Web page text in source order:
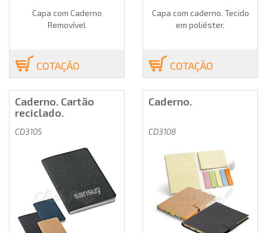
Capa com Caderno
Removível
COTAÇÃO
Capa com caderno. Tecido
em poliéster.
COTAÇÃO
Caderno. Cartão
reciclado.
CD3105
Caderno.
CD3108